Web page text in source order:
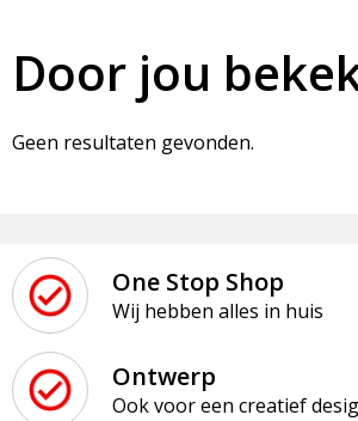
Door jou
Geen resultaten gevonden.
One Stop Shop
Wij hebben alles in huis
Ontwerp
Ook voor een creatief